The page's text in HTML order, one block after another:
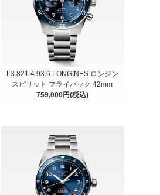
L3.821.4.93.6 LONGINES ロンジン
スピリット フライバック 42mm
759,000円(税込)